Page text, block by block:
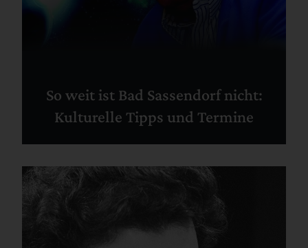
So weit ist Bad Sassendorf nicht:
Kulturelle Tipps und Termine